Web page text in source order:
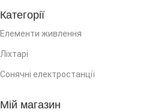
Категорії
Елементи живлення
Ліхтарі
Сонячні електростанції
Мій магазин